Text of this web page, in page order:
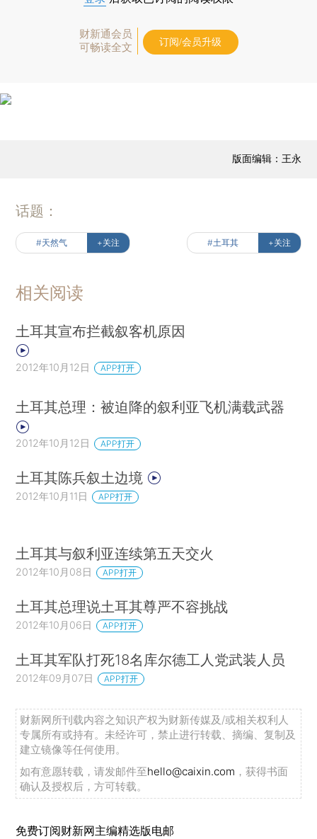
财新通会员
可畅读全文
订阅/会员升级
版面编辑：王永
话题：
#天然气 +关注 #土耳其 +关注
相关阅读
土耳其宣布拦截叙客机原因
2012年10月12日 APP打开
土耳其总理：被迫降的叙利亚飞机满载武器
2012年10月12日 APP打开
土耳其陈兵叙土边境
2012年10月11日 APP打开
土耳其与叙利亚连续第五天交火
2012年10月08日 APP打开
土耳其总理说土耳其尊严不容挑战
2012年10月06日 APP打开
土耳其军队打死18名库尔德工人党武装人员
2012年09月07日 APP打开
财新网所刊载内容之知识产权为财新传媒及/或相关权利人
专属所有或持有。未经许可，禁止进行转载、摘编、复制及
建立镜像等任何使用。
如有意愿转载，请发邮件至hello@caixin.com ，获得书面
确认及授权后，方可转载。
免费订阅财新网主编精选版电邮